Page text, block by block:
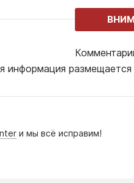
информация
и мы всё исправим!